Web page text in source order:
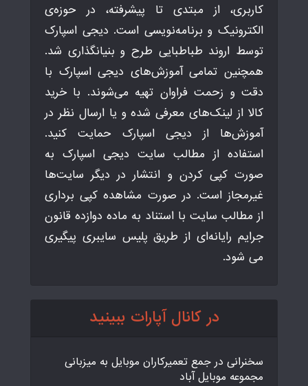
کاربری، از مبتدی تا پیشرفته، در حوزه‌ی
الکترونیک و برنامه‌نویسی است. دیجی اسپارک
توسط اروند طباطبایی طرح و بنیانگذاری شد.
همچنین تمامی آموزش‌های دیجی اسپارک با
دقت و زحمت فراوان تهیه می‌شوند. با خرید
کالا از لینک‌های معرفی شده و یا ارسال نظر در
آموزش‌ها از دیجی اسپارک حمایت کنید.
استفاده از مطالب سایت دیجی اسپارک به
صورت کپی کردن و انتشار در دیگر سایت‌ها
غیرمجاز است. در صورت مشاهده کپی برداری
از مطالب سایت با استناد به ماده دوازده قانون
جرایم رایانه‌ای از طریق پلیس سایبری پیگیری
می شود.
در کانال آپارات ببینید
سخنرانی در جمع تعمیرکاران موبایل به میزبانی
مجموعه موبایل آباد